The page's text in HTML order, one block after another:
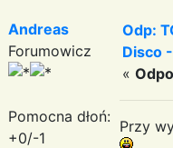
Andreas
Forumowicz
Pomocna dłoń:
+0/-1
Odp:
Disco
«
Przy